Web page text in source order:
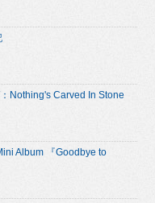
Nothing's Carved In Stone
Album 『Goodbye to